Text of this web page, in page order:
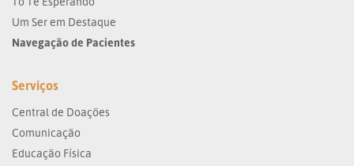
Um Ser em Destaque
Navegação de Pacientes
Serviços
Central de Doações
Comunicação
Educação Física